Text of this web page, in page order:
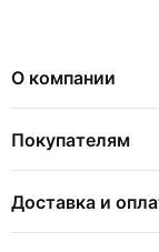
О компании
Покупателям
Доставка и